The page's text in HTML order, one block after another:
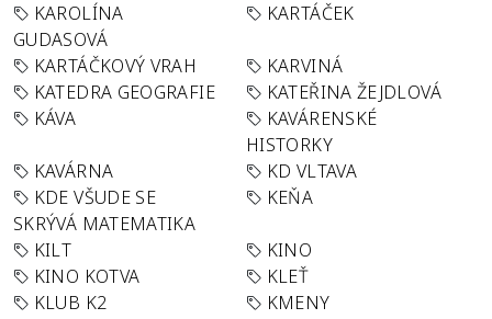
KAROLÍNA
GUDASOVÁ
KARTÁČEK
KARTÁČKOVÝ VRAH
KARVINÁ
KATEDRA GEOGRAFIE
KATEŘINA ŽEJDLOVÁ
KÁVA
KAVÁRENSKÉ
HISTORKY
KAVÁRNA
KD VLTAVA
KDE VŠUDE SE
SKRÝVÁ MATEMATIKA
KEŇA
KILT
KINO
KINO KOTVA
KLEŤ
KLUB K2
KMENY